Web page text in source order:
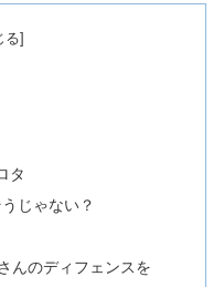
タ
じゃない？
んのディフェンスを